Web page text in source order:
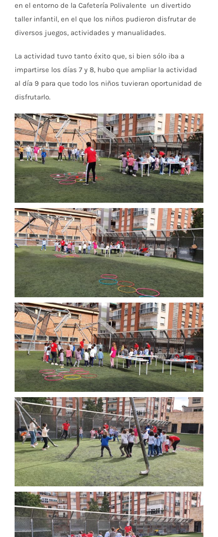
en el entorno de la Cafetería Polivalente un divertido
taller infantil, en el que los niños pudieron disfrutar de
diversos juegos, actividades y manualidades.
La actividad tuvo tanto éxito que, si bien sólo iba a
impartirse los días 7 y 8, hubo que ampliar la actividad
al día 9 para que todo los niños tuvieran oportunidad de
disfrutarlo.